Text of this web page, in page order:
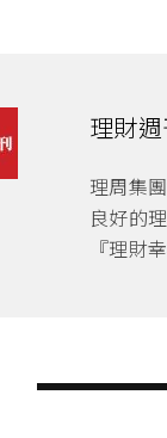
理財
理周集
良好的
『理財